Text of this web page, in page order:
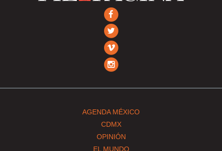
AGENDA MÉXICO
CDMX
OPINIÓN
EL MUNDO